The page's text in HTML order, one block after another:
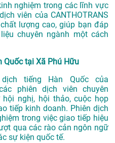
nghiệm trong các lĩnh vực
viên của CANTHOTRANS
lượng cao, giúp bạn đáp
chuyên ngành một cách
Quốc tại Xã Phú Hữu
tiếng Hàn Quốc của
phiên dịch viên chuyên
nghị, hội thảo, cuộc họp
tiếp kinh doanh. Phiên dịch
trong việc giao tiếp hiệu
qua các rào cản ngôn ngữ
sự kiện quốc tế.